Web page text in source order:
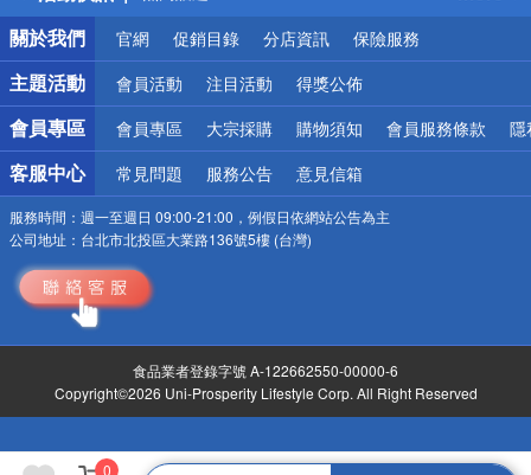
0
銀行優惠
偏遠地區配送
詐騙網頁！請小心！
關於我們
官網 促銷目錄 分店資訊 保險服務
主題活動 會員活動 注目活動 得獎公佈
會員專區 會員專區 大宗採購 購物須知 會員服務條款 隱
客服中心 常見問題 服務公告 意見信箱
服務時間： 週一至週日 09:00-21:00，例假日依網站公告為主
公司地址： 台北市北投區大業路136號5樓 (台灣)
食品業者登錄字號 A-122662550-00000-6
Copyright©2026 Uni-Prosperity Lifestyle Corp. All Right Reserved